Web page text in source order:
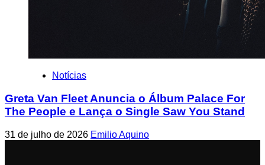
Notícias
Greta Van Fleet Anuncia o Álbum Palace For
The People e Lança o Single Saw You Stand
31 de julho de 2026 Emilio Aquino